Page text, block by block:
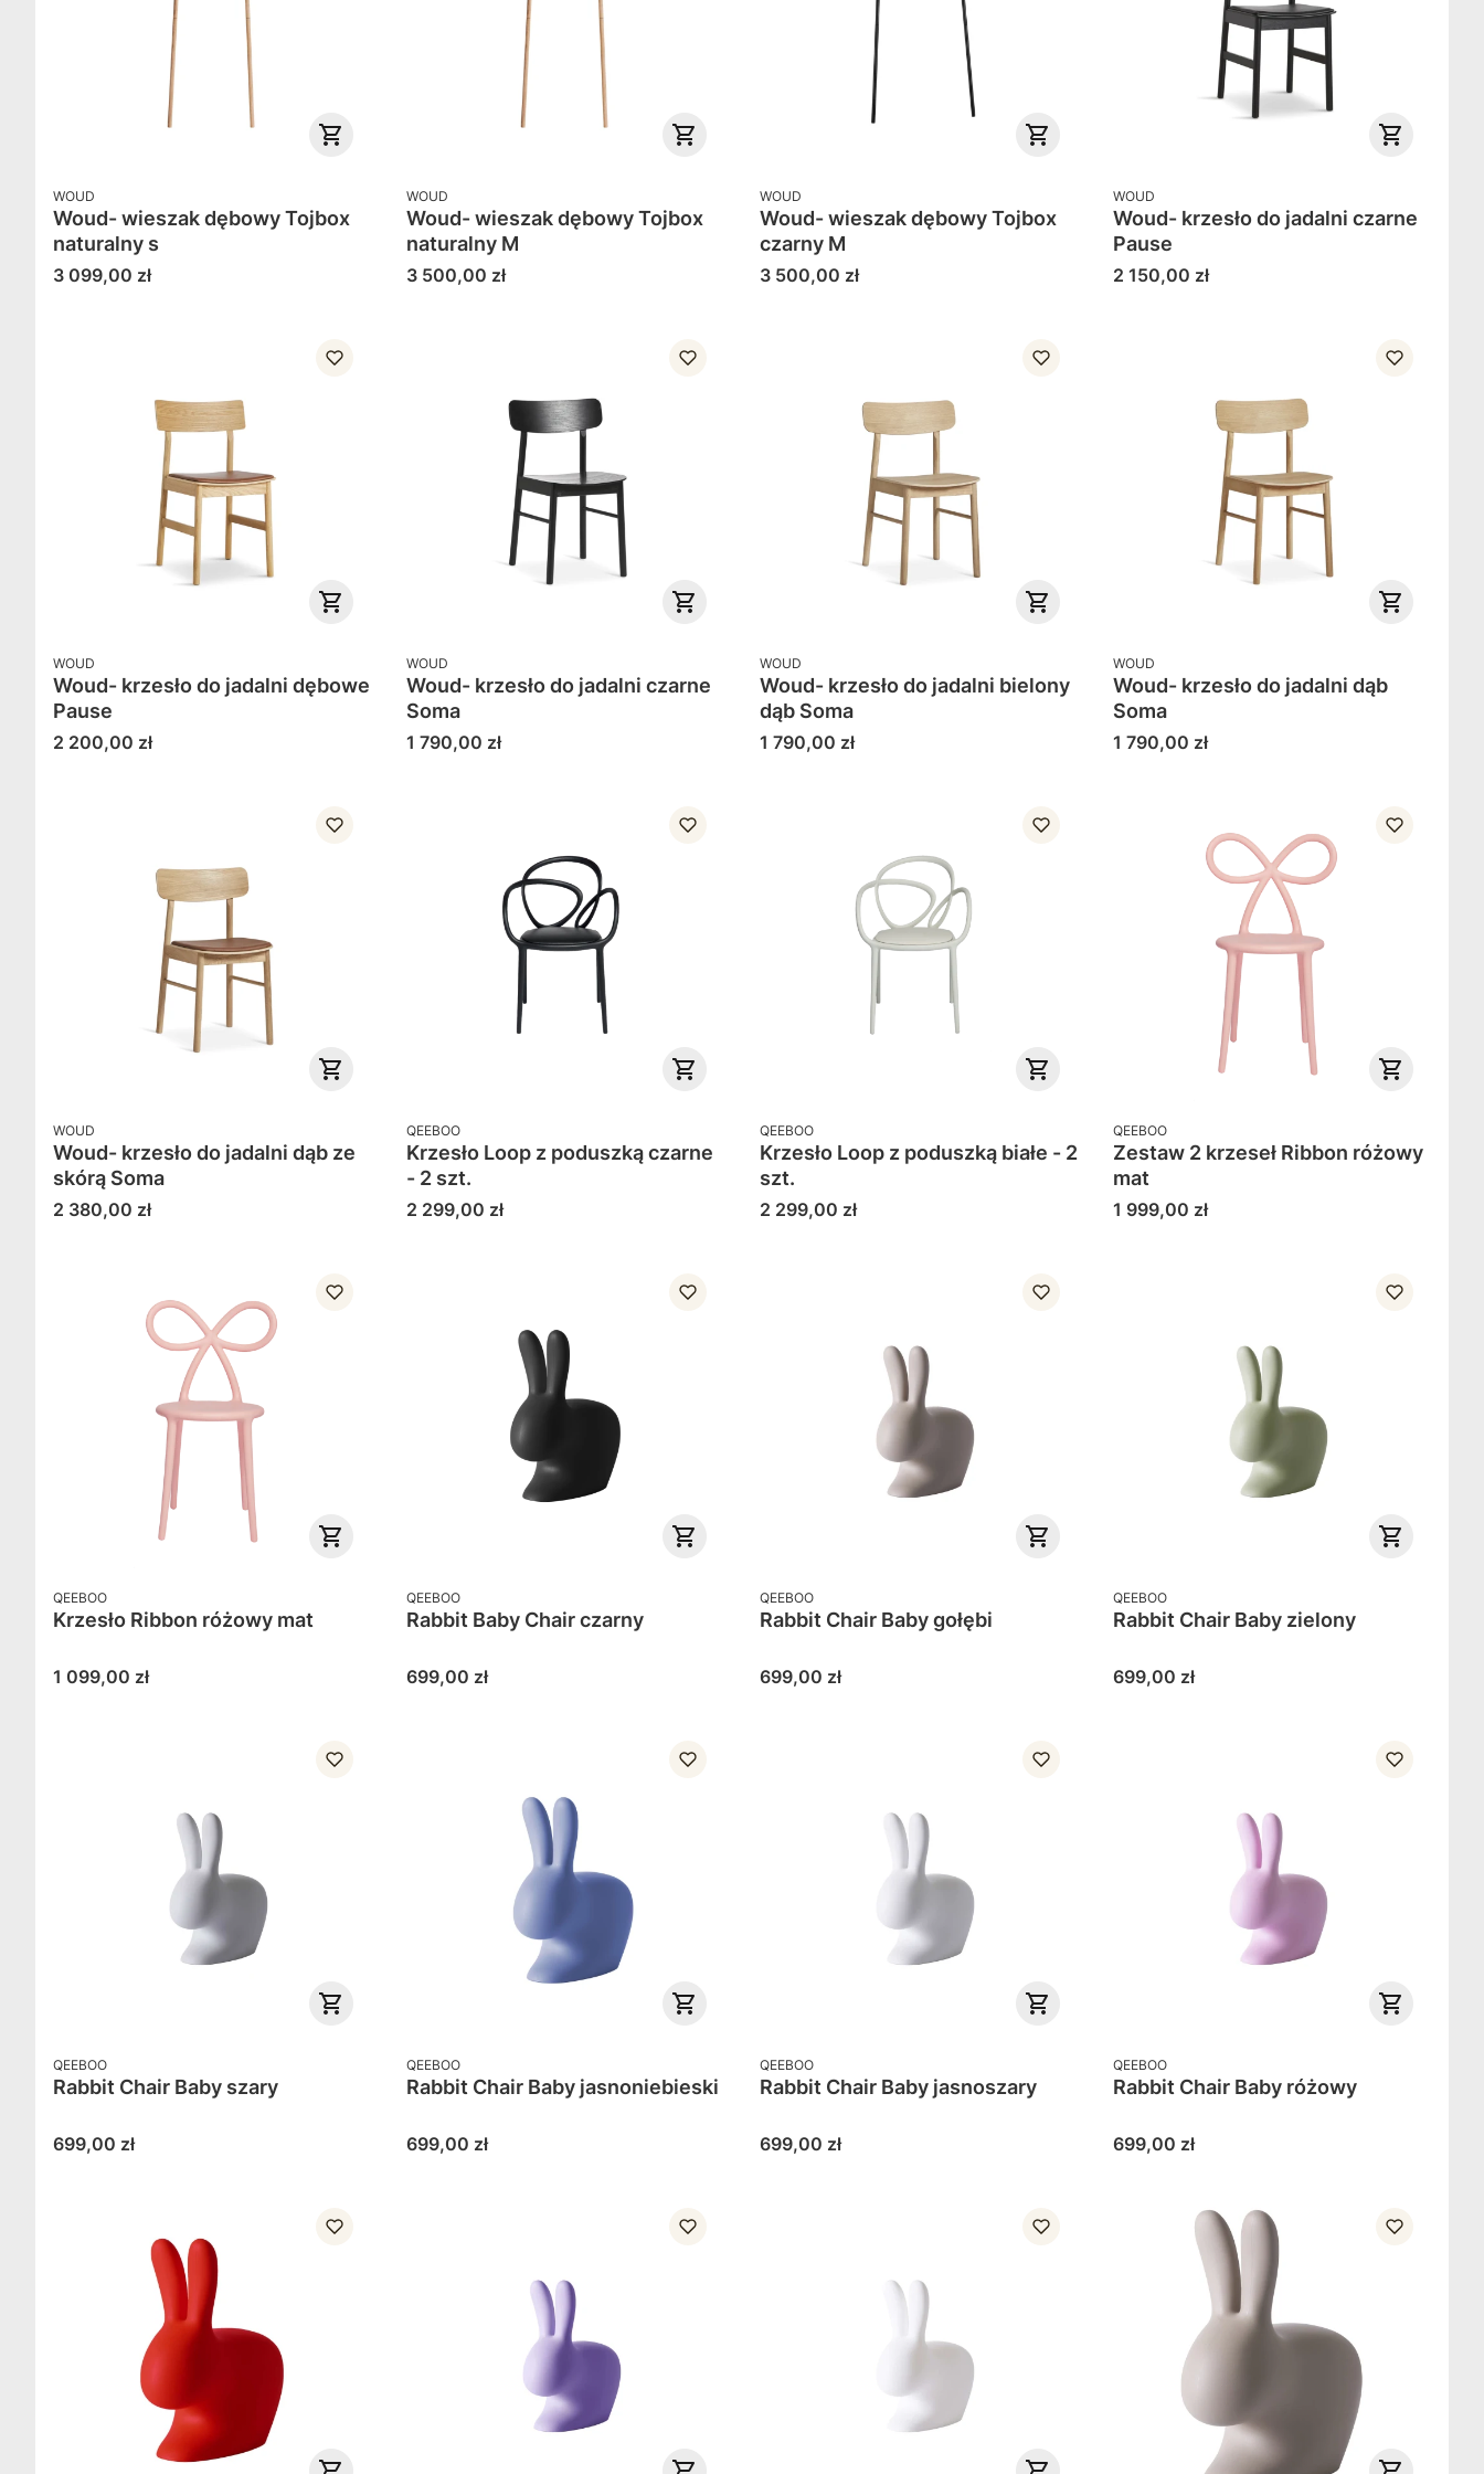
PRODUCENT
WOUD
Woud- wieszak dębowy Tojbox
naturalny s
Cena
3 099,00 zł
PRODUCENT
WOUD
Woud- wieszak dębowy Tojbox
naturalny M
Cena
3 500,00 zł
PRODUCENT
WOUD
Woud- wieszak dębowy Tojbox
czarny M
Cena
3 500,00 zł
PRODUCENT
WOUD
Woud- krzesło do jadalni czarne
Pause
Cena
2 150,00 zł
PRODUCENT
WOUD
Woud- krzesło do jadalni dębowe
Pause
Cena
2 200,00 zł
PRODUCENT
WOUD
Woud- krzesło do jadalni czarne
Soma
Cena
1 790,00 zł
PRODUCENT
WOUD
Woud- krzesło do jadalni bielony
dąb Soma
Cena
1 790,00 zł
PRODUCENT
WOUD
Woud- krzesło do jadalni dąb
Soma
Cena
1 790,00 zł
PRODUCENT
WOUD
Woud- krzesło do jadalni dąb ze
skórą Soma
Cena
2 380,00 zł
PRODUCENT
QEEBOO
Krzesło Loop z poduszką czarne
- 2 szt.
Cena
2 299,00 zł
PRODUCENT
QEEBOO
Krzesło Loop z poduszką białe - 2
szt.
Cena
2 299,00 zł
PRODUCENT
QEEBOO
Zestaw 2 krzeseł Ribbon różowy
mat
Cena
1 999,00 zł
PRODUCENT
QEEBOO
Krzesło Ribbon różowy mat
Cena
1 099,00 zł
PRODUCENT
QEEBOO
Rabbit Baby Chair czarny
Cena
699,00 zł
PRODUCENT
QEEBOO
Rabbit Chair Baby gołębi
Cena
699,00 zł
PRODUCENT
QEEBOO
Rabbit Chair Baby zielony
Cena
699,00 zł
PRODUCENT
QEEBOO
Rabbit Chair Baby szary
Cena
699,00 zł
PRODUCENT
QEEBOO
Rabbit Chair Baby jasnoniebieski
Cena
699,00 zł
PRODUCENT
QEEBOO
Rabbit Chair Baby jasnoszary
Cena
699,00 zł
PRODUCENT
QEEBOO
Rabbit Chair Baby różowy
Cena
699,00 zł